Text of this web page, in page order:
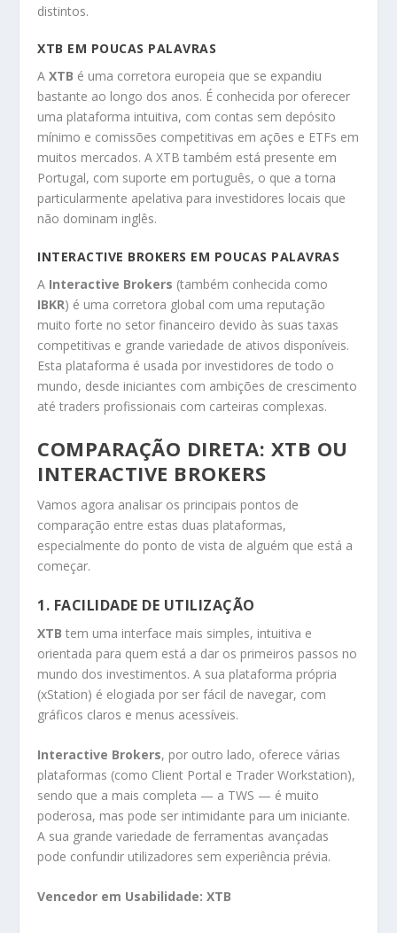
distintos.
XTB EM POUCAS PALAVRAS
AXTB é uma corretora europeia que se expandiu
bastante ao longo dos anos. É conhecida por oferecer
uma plataforma intuitiva, com contas sem depósito
mínimo e comissões competitivas em ações e ETFs em
muitos mercados. A XTB também está presente em
Portugal, com suporte em português, o que a torna
particularmente apelativa para investidores locais que
não dominam inglês.
INTERACTIVE BROKERS EM POUCAS PALAVRAS
A Interactive Brokers (também conhecida como
IBKR) é uma corretora global com uma reputação
muito forte no setor financeiro devido às suas taxas
competitivas e grande variedade de ativos disponíveis.
Esta plataforma é usada por investidores de todo o
mundo, desde iniciantes com ambições de crescimento
até traders profissionais com carteiras complexas.
COMPARAÇÃO DIRETA: XTB OU
INTERACTIVE BROKERS
Vamos agora analisar os principais pontos de
comparação entre estas duas plataformas,
especialmente do ponto de vista de alguém que está a
começar.
1. FACILIDADE DE UTILIZAÇÃO
XTB tem uma interface mais simples, intuitiva e
orientada para quem está a dar os primeiros passos no
mundo dos investimentos. A sua plataforma própria
(xStation) é elogiada por ser fácil de navegar, com
gráficos claros e menus acessíveis.
Interactive Brokers, por outro lado, oferece várias
plataformas (como Client Portal e Trader Workstation),
sendo que a mais completa — a TWS — é muito
poderosa, mas pode ser intimidante para um iniciante.
A sua grande variedade de ferramentas avançadas
pode confundir utilizadores sem experiência prévia.
Vencedor em Usabilidade: XTB